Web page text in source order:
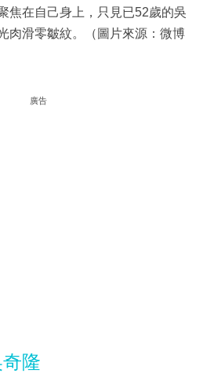
焦在自己身上，只見已52歲的吳
肉滑零皺紋。（圖片來源：微博
廣告
隆